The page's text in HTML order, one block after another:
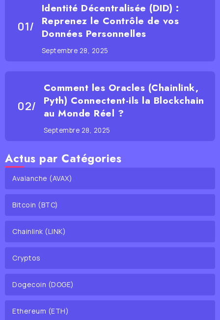
Identité Décentralisée (DID) :
Reprenez le Contrôle de vos
Données Personnelles
Septembre 28, 2025
Comment les Oracles (Chainlink,
Pyth) Connectent-ils la Blockchain
au Monde Réel ?
Septembre 28, 2025
Actus par Catégories
Avalanche (AVAX)
Bitcoin (BTC)
Chainlink (LINK)
Cryptos
Dogecoin (DOGE)
Ethereum (ETH)